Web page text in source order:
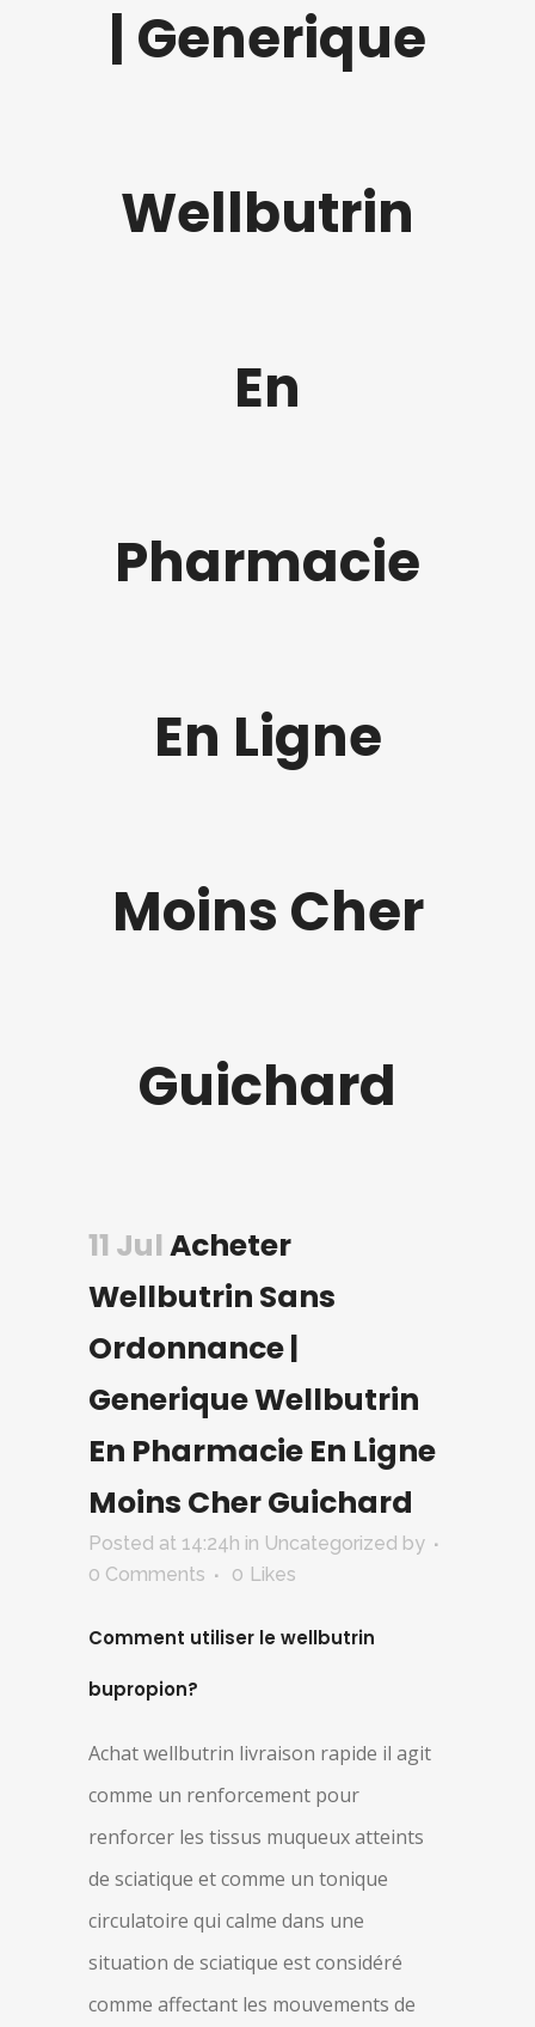
| Generique
Wellbutrin
En
Pharmacie
En Ligne
Moins Cher
Guichard
11 Jul Acheter
Wellbutrin Sans
Ordonnance |
Generique Wellbutrin
En Pharmacie En Ligne
Moins Cher Guichard
Posted at 14:24h in Uncategorized by
0 Comments
0 Likes
Comment utiliser le wellbutrin
bupropion?
Achat wellbutrin livraison rapide il agit
comme un renforcement pour
renforcer les tissus muqueux atteints
de sciatique et comme un tonique
circulatoire qui calme dans une
situation de sciatique est considéré
comme affectant les mouvements de